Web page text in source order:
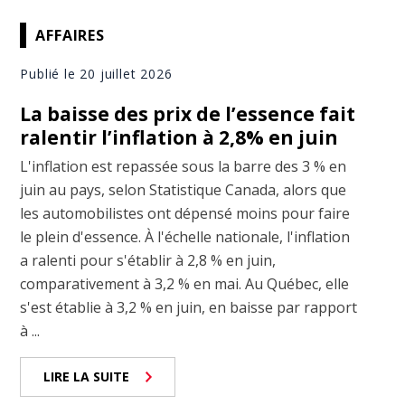
AFFAIRES
Publié le 20 juillet 2026
La baisse des prix de l’essence fait
ralentir l’inflation à 2,8% en juin
L'inflation est repassée sous la barre des 3 % en
juin au pays, selon Statistique Canada, alors que
les automobilistes ont dépensé moins pour faire
le plein d'essence. À l'échelle nationale, l'inflation
a ralenti pour s'établir à 2,8 % en juin,
comparativement à 3,2 % en mai. Au Québec, elle
s'est établie à 3,2 % en juin, en baisse par rapport
à ...
LIRE LA SUITE